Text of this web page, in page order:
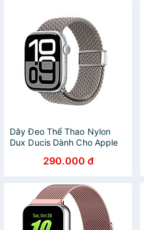
Dây Đeo Thể Thao Nylon
Dux Ducis Dành Cho Apple
Watch Series 11-1/SE/SE2,
Mixture Ultra Series_ Hàng
chính hãng
290.000 đ